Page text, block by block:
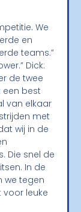
We
en
teams.”
Dick:
de twee
een best
van elkaar
met
wij in de
Die snel de
In de
we tegen
voor leuke